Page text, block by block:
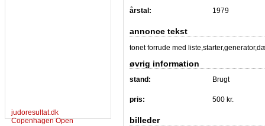
judoresultat.dk
Copenhagen Open
årstal: 1979
annonce tekst
tonet forrude med
øvrig information
stand: Brugt
pris: 500 kr.
billeder